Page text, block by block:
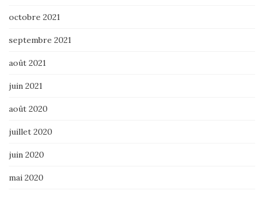
octobre 2021
septembre 2021
août 2021
juin 2021
août 2020
juillet 2020
juin 2020
mai 2020